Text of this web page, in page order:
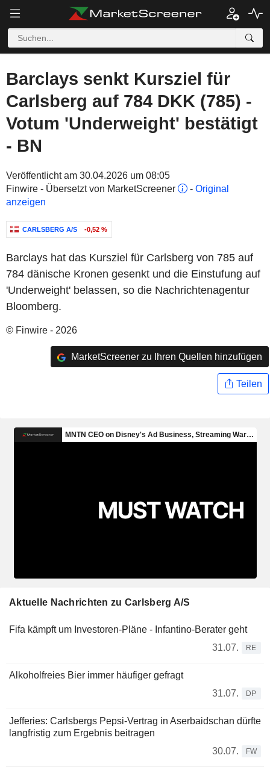
Barclays senkt Kursziel für
Carlsberg auf 784 DKK (785) -
Votum 'Underweight' bestätigt
- BN
Veröffentlicht am 30.04.2026 um 08:05
Finwire - Übersetzt von MarketScreener
- Original
anzeigen
CARLSBERG A/S -0,52 %
Barclays hat das Kursziel für Carlsberg von 785 auf
784 dänische Kronen gesenkt und die Einstufung auf
'Underweight' belassen, so die Nachrichtenagentur
Bloomberg.
© Finwire - 2026
MarketScreener zu Ihren Quellen hinzufügen
Teilen
Aktuelle Nachrichten zu Carlsberg A/S
Fifa kämpft um Investoren-Pläne - Infantino-Berater geht
31.07.
RE
Alkoholfreies Bier immer häufiger gefragt
31.07.
DP
Jefferies: Carlsbergs Pepsi-Vertrag in Aserbaidschan dürfte
langfristig zum Ergebnis beitragen
30.07.
FW